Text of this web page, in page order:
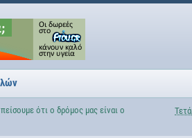
ότι ο δρόμος μας είναι ο